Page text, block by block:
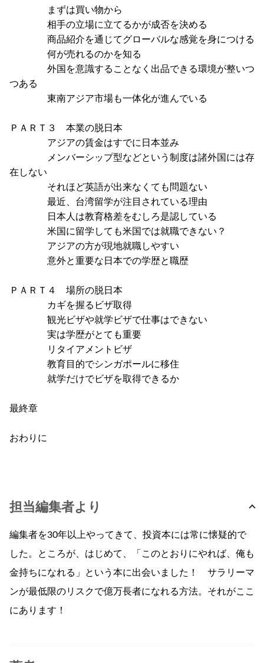
まずは買い物から
相手の立場に立てるかが成否を決める
商品紹介を通じてグローバルな感覚を身につける
何が売れるのかを知る
外国を意識することなく出品できる環境が整いつ
つある
東南アジア市場も一体化が進んでいる
ＰＡＲＴ３ 本業の脱日本
アジアの賃金はすでに日本並み
メンバーシップ型などという制度は諸外国には存
在しない
それほど英語が出来なくても問題ない
最近、台湾留学が注目されている理由
日本人は教育格差をむしろ是認している
米国に留学しても米国では就職できない？
アジアの方が現地就職しやすい
意外と重要な日本での学歴と職歴
ＰＡＲＴ４ 場所の脱日本
カギを握るビザ取得
観光ビザや就学ビザで仕事はできない
実は学歴がとても重要
リタイアメントビザ
教育目的でシンガポールに移住
就学だけでビザを取得できるか
最終章
おわりに
担当編集者より
編集者を30年以上やってきて、投資本には常に懐疑的で
した。ところが、はじめて、「このとおりにやれば、俺も
金持ちになれる」という本に出会いました！ サラリーマ
ンが最低限のリスクで億万長者になれる方法。それがここ
にあります！